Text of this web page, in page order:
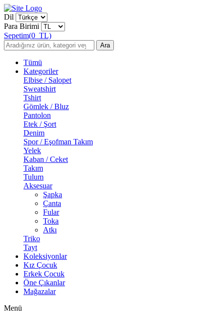
Dil
Para Birimi
Sepetim(0 TL)
Ara
Tümü
Kategoriler
Elbise / Salopet
Sweatshirt
Tshirt
Gömlek / Bluz
Pantolon
Etek / Şort
Denim
Spor / Eşofman Takım
Yelek
Kaban / Ceket
Takım
Tulum
Aksesuar
Şapka
Çanta
Fular
Toka
Atkı
Triko
Tayt
Koleksiyonlar
Kız Çocuk
Erkek Çocuk
Öne Çıkanlar
Mağazalar
Menü